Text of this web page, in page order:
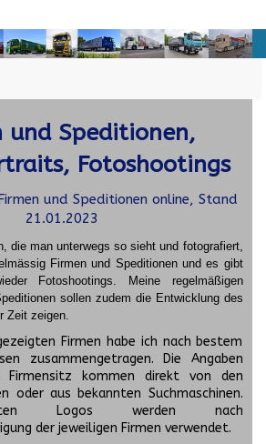
und Speditionen,
Fotoshootings
und Speditionen online, Stand
21.01.2023
die man unterwegs so sieht und fotografiert,
Firmen und Speditionen und es gibt
Fotoshootings.
Meine regelmäßigen
sollen zudem die Entwicklung des
Zeit zeigen.
Firmen habe ich nach bestem
zusammengetragen. Die Angaben
Firmensitz kommen direkt von den
oder aus bekannten Suchmaschinen.
Logos werden nach
der jeweiligen Firmen verwendet.